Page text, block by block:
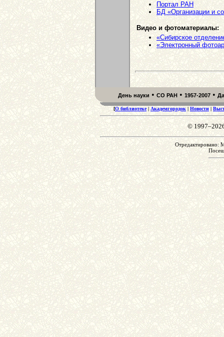
Портал РАН
БД «Организации и
Видео и фотоматериалы:
«Сибирское
«Электронный
День науки • СО РАН • 1957-2007 •
[О библиотеке|Академгородок | Новости |
©
Отредактировано: